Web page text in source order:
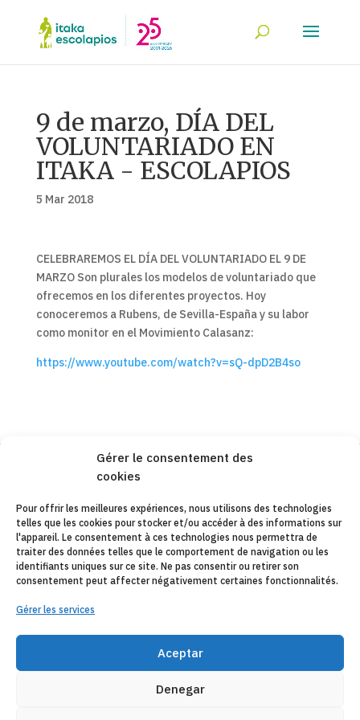
Gérer le consentement des
cookies
Pour offrir les meilleures expériences, nous utilisons des technologies
telles que les cookies pour stocker et/ou accéder à des informations sur
l'appareil. Le consentement à ces technologies nous permettra de
traiter des données telles que le comportement de navigation ou les
identifiants uniques sur ce site. Ne pas consentir ou retirer son
consentement peut affecter négativement certaines fonctionnalités.
Gérer les services
Aceptar
Denegar
9 de marzo, DÍA DEL
VOLUNTARIADO EN
ITAKA - ESCOLAPIOS
5 Mar 2018
CELEBRAREMOS EL DÍA DEL VOLUNTARIADO EL 9 DE
MARZO Son plurales los modelos de voluntariado que
ofrecemos en los diferentes proyectos. Hoy
conoceremos a Rubens, de Sevilla-España y su labor
como monitor en el Movimiento Calasanz:
https://www.youtube.com/watch?v=sQ-dpD2B4so
Copyleft 2025
AVIS JURIDIQUE
POLÍTIQUE DE CONFIDENTIALITÉ
ENTITÉS COLLABORATRICES